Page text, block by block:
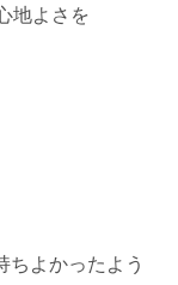
地よさを
よかったよう